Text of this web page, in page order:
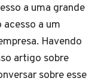
a uma grande
a um
Havendo
artigo sobre
sobre esse